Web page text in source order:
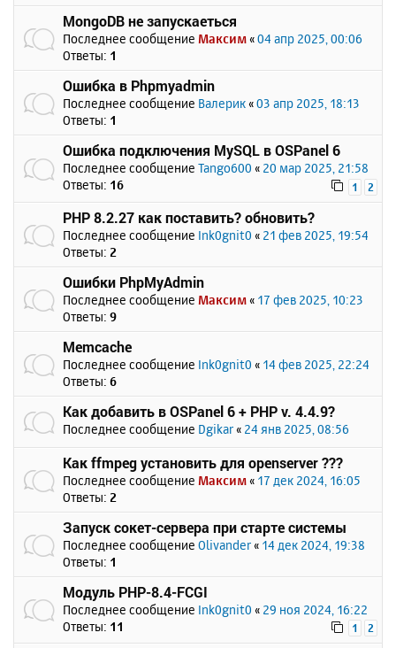
MongoDB не запускаеться
Последнее сообщение Максим «04 апр 2025, 00:06
Ответы: 1
Ошибка в Phpmyadmin
Последнее сообщение Валерик «03 апр 2025, 18:13
Ответы: 1
Ошибка подключения MySQL в OSPanel 6
Последнее сообщение Tango600 « 20 мар 2025, 21:58
Ответы: 16 1 2
PHP 8.2.27 как поставить? обновить?
Последнее сообщение Ink0gnit0 « 21 фев 2025, 19:54
Ответы: 2
Ошибки PhpMyAdmin
Последнее сообщение Максим « 17 фев 2025, 10:23
Ответы: 9
Memcache
Последнее сообщение Ink0gnit0 « 14 фев 2025, 22:24
Ответы: 6
Как добавить в OSPanel 6 + PHP v. 4.4.9?
Последнее сообщение Dgikar « 24 янв 2025, 08:56
Как ffmpeg установить для openserver ???
Последнее сообщение Максим « 17 дек 2024, 16:05
Ответы: 2
Запуск сокет-сервера при старте системы
Последнее сообщение Olivander « 14 дек 2024, 19:38
Ответы: 1
Модуль PHP-8.4-FCGI
Последнее сообщение Ink0gnit0 « 29 ноя 2024, 16:22
Ответы: 11 1 2